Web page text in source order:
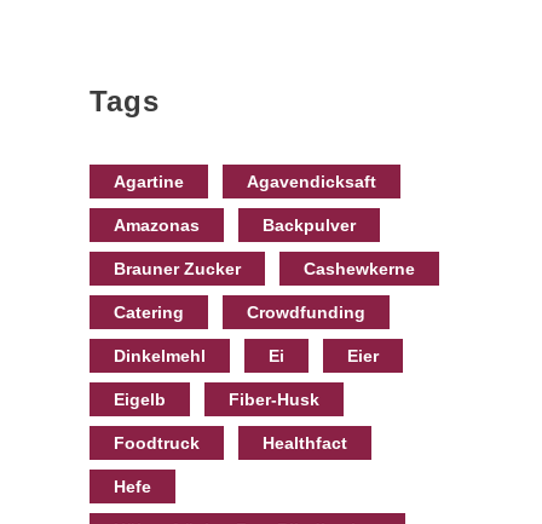
Tags
Agartine Agavendicksaft
Amazonas Backpulver
Brauner Zucker Cashewkerne
Catering Crowdfunding
Dinkelmehl Ei Eier
Eigelb Fiber-Husk
Foodtruck Healthfact
Hefe